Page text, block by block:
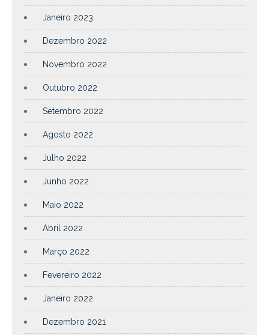
Janeiro 2023
Dezembro 2022
Novembro 2022
Outubro 2022
Setembro 2022
Agosto 2022
Julho 2022
Junho 2022
Maio 2022
Abril 2022
Março 2022
Fevereiro 2022
Janeiro 2022
Dezembro 2021